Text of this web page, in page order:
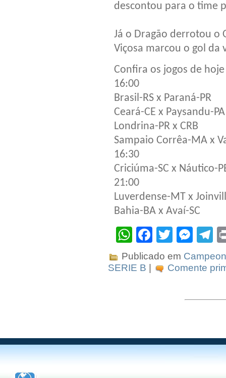
descontou para o time
Já o Dragão derrotou o
Viçosa marcou o gol
Confira os jogos de hoje
16:00
Brasil-RS x Paraná-PR
Ceará-CE x Paysandu-PA
Londrina-PR x CRB
Sampaio Corrêa-MA x
16:30
Criciúma-SC x Náutico-
21:00
Luverdense-MT x
Bahia-BA x Avaí-SC
WhatsApp
Facebook
Twitter
Publicado em
SERIE B
Comente